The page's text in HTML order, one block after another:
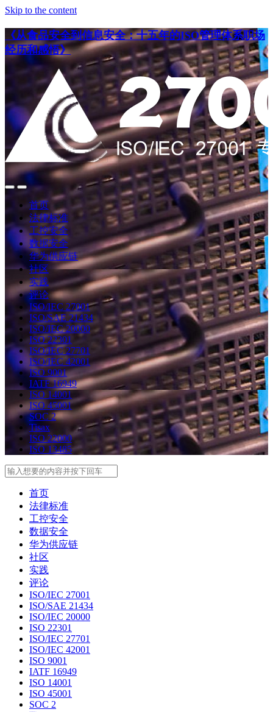
Skip to the content
《从食品安全到信息安全：十五年的ISO管理体系职场
经历和感悟》
点
搜
索
点
此
导
航
首页
法律标准
工控安全
数据安全
华为供应链
社区
实践
评论
ISO/IEC 27001
ISO/SAE 21434
ISO/IEC 20000
ISO 22301
ISO/IEC 27701
ISO/IEC 42001
ISO 9001
IATF 16949
ISO 14001
ISO 45001
SOC 2
Tisax
ISO 22000
ISO 13485
首页
法律标准
工控安全
数据安全
华为供应链
社区
实践
评论
ISO/IEC 27001
ISO/SAE 21434
ISO/IEC 20000
ISO 22301
ISO/IEC 27701
ISO/IEC 42001
ISO 9001
IATF 16949
ISO 14001
ISO 45001
SOC 2